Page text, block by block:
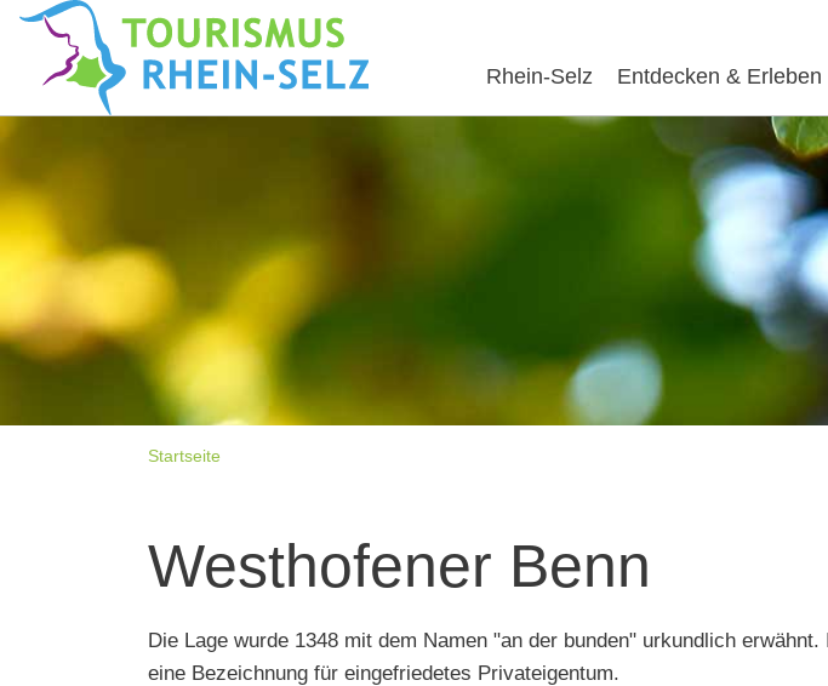
Rhein-Selz Entdecken & Erleben
Startseite
Westhofener Benn
Die Lage wurde 1348 mit dem Namen "an der bunden" urkundlich
eine Bezeichnung für eingefriedetes Privateigentum.